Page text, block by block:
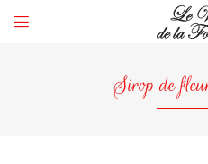

Sirop de